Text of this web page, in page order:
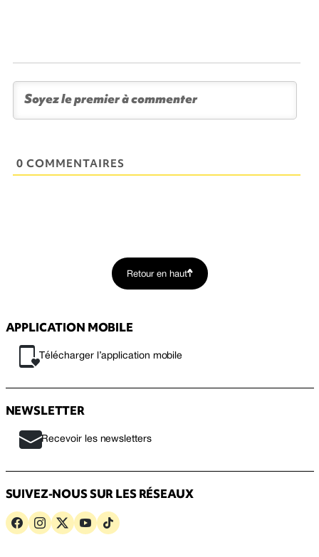
0 COMMENTAIRES
Retour en haut
APPLICATION MOBILE
Télécharger l’application mobile
NEWSLETTER
Recevoir les newsletters
SUIVEZ-NOUS SUR LES RÉSEAUX